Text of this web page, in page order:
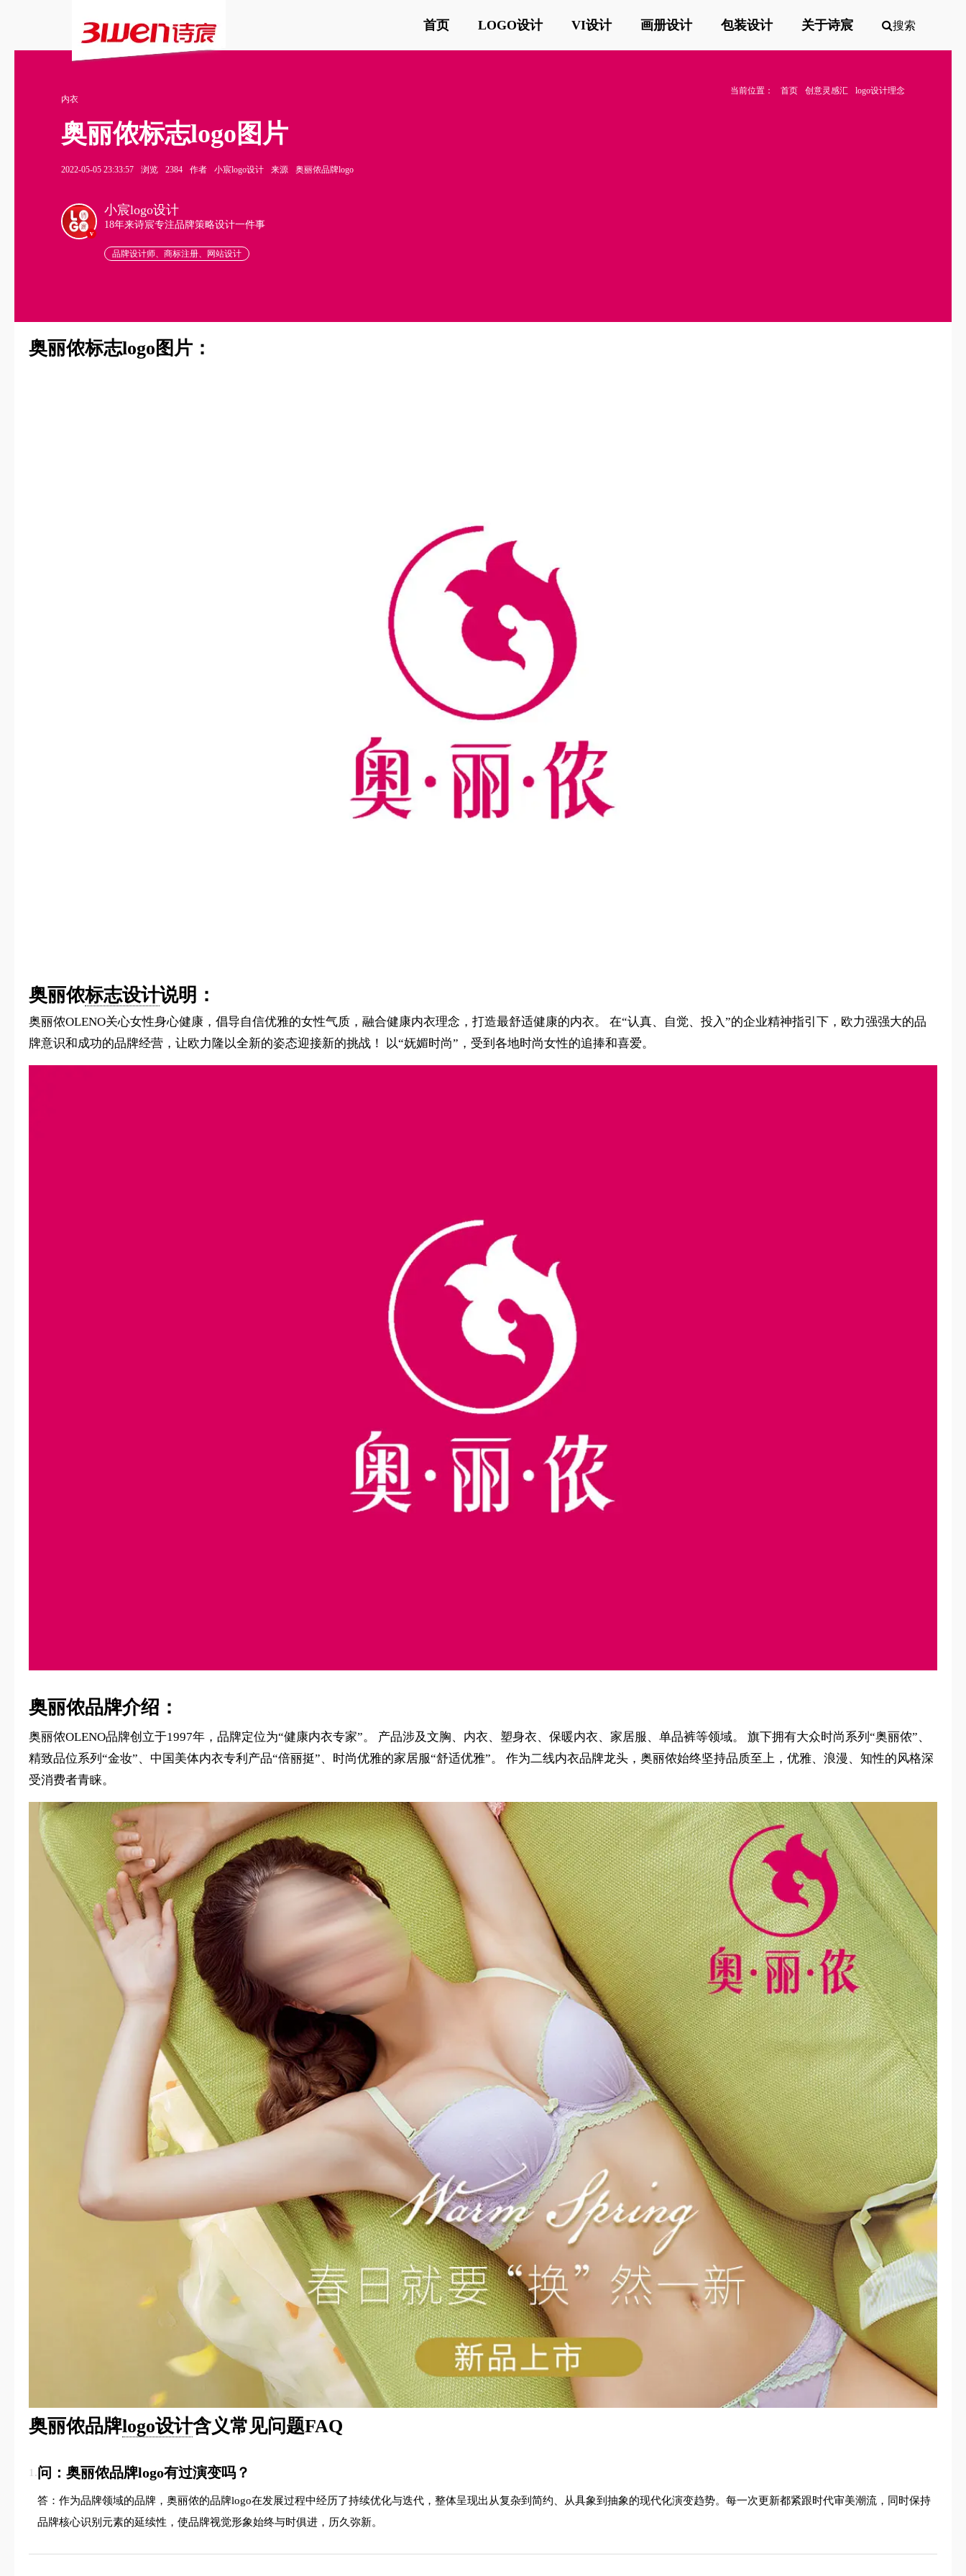
首页 LOGO设计 VI设计 画册设计 包装设计 关于诗宸 搜索
当前位置： 首页 创意灵感汇
logo设计理念
内衣
奥丽侬标志logo图片
2022-05-05 23:33:57 浏览 2384 作者 小宸logo设计 来源 奥丽侬品牌logo
v
小宸logo设计
18年来诗宸专注品牌策略设计一件事
品牌设计师、商标注册、网站设计
奥丽侬标志logo图片：
奥丽侬标志设计说明：
奥丽侬OLENO关心女性身心健康，倡导自信优雅的女性气质，融合健康内衣理念，打造最舒适健康的内衣。 在“认真、自觉、投入”的企业精神指引下，欧力强强大的品
牌意识和成功的品牌经营，让欧力隆以全新的姿态迎接新的挑战！ 以“妩媚时尚”，受到各地时尚女性的追捧和喜爱。
奥丽侬品牌介绍：
奥丽侬OLENO品牌创立于1997年，品牌定位为“健康内衣专家”。 产品涉及文胸、内衣、塑身衣、保暖内衣、家居服、单品裤等领域。 旗下拥有大众时尚系列“奥丽侬”、
精致品位系列“金妆”、中国美体内衣专利产品“倍丽挺”、时尚优雅的家居服“舒适优雅”。 作为二线内衣品牌龙头，奥丽侬始终坚持品质至上，优雅、浪漫、知性的风格深
受消费者青睐。
奥丽侬品牌logo设计含义常见问题FAQ
1.问：奥丽侬品牌logo有过演变吗？
答：作为品牌领域的品牌，奥丽侬的品牌logo在发展过程中经历了持续优化与迭代，整体呈现出从复杂到简约、从具象到抽象的现代化演变趋势。每一次更新都紧跟时代审美潮流，同时保持
品牌核心识别元素的延续性，使品牌视觉形象始终与时俱进，历久弥新。